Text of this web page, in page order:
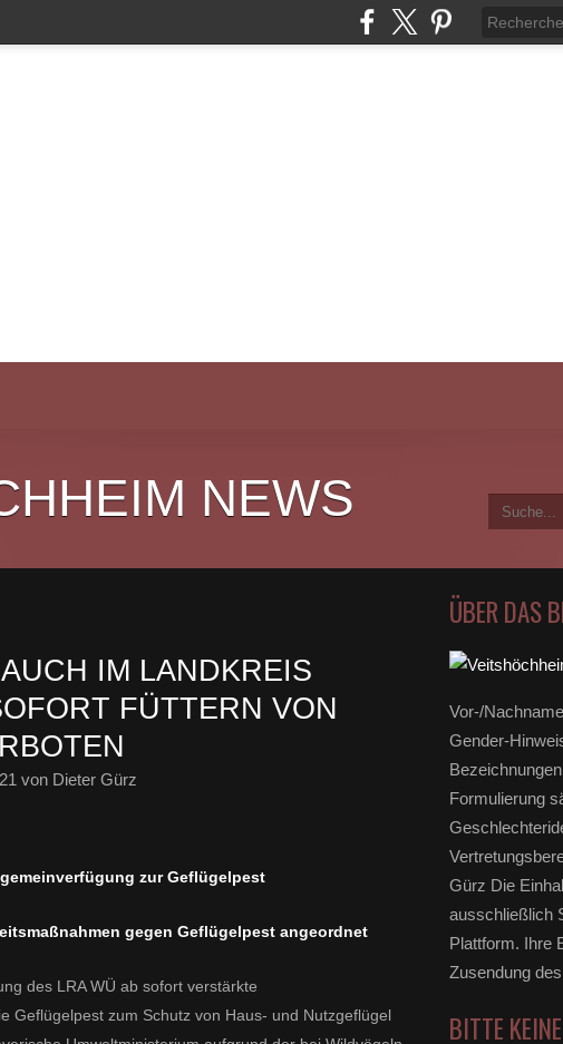
NEWS
IM LANDKREIS
FÜTTERN VON
von Dieter Gürz
zur Geflügelpest
gegen Geflügelpest angeordnet
des LRA WÜ ab sofort verstärkte
Geflügelpest zum Schutz von Haus- und Nutzgeflügel
ÜBER DAS
Vor-/
Gender-
Formulierung
Gürz Die
ausschließlich
Plattform. Ihre
Zusendung
BITTE